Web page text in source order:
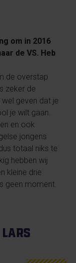
om in 2016
de VS. Heb
de overstap
zeker de
geven dat je
je wilt gaan.
en ook
jongens
totaal niks te
hebben wij
kleine drie
geen moment.